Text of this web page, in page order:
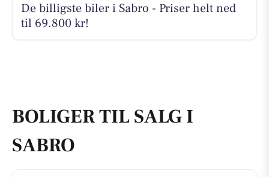
De billigste biler i Sabro - Priser helt ned
til 69.800 kr!
BOLIGER TIL SALG I
SABRO